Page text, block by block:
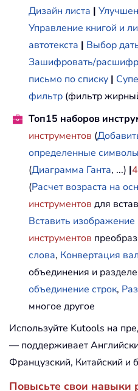
Дизайн листа |
Управление книгой и
автотекста | Выбор
Зашифровать/
письмо по списку |
фильтр (фильтр
Топ15 наборов
инструментов (
определенные символы
(Диаграмма Ганта, ...) |
(Расчет возраста на
инструментов для
Вставить изображение
инструментов
слова, Конвертация
объединения и
объединение строк,
многое другое
Используйте Kutools на
— поддерживает
Французский, Китайский и
Повысьте свои навыки